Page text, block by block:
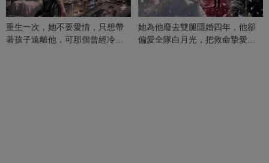
重生一次，她不要愛情，只想帶
著孩子遠離他，可那個曾經冷漠
她為他廢去雙腿隱婚四年，他卻
偏愛全隊白月光，把救命摯愛當